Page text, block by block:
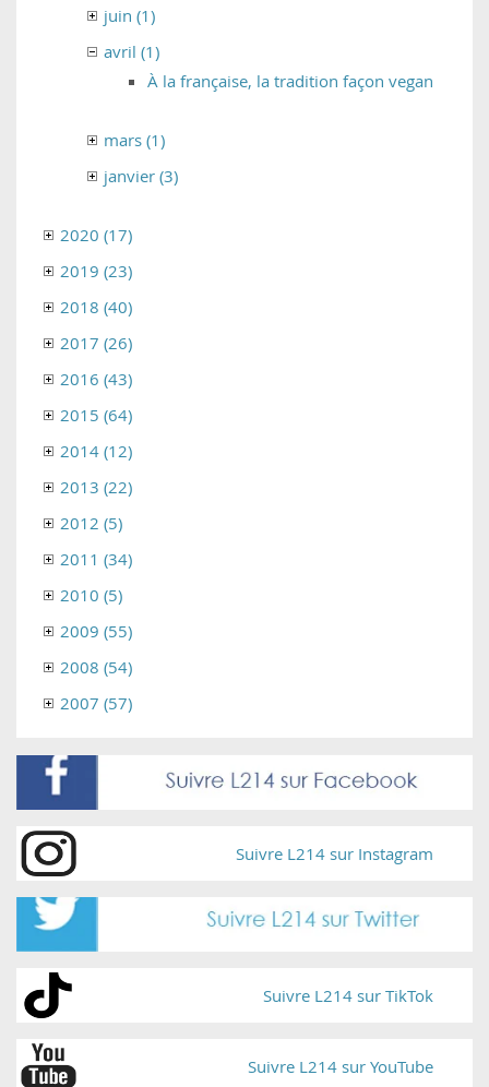
juin (1)
avril (1)
À la française, la tradition façon vegan
mars (1)
janvier (3)
2020 (17)
2019 (23)
2018 (40)
2017 (26)
2016 (43)
2015 (64)
2014 (12)
2013 (22)
2012 (5)
2011 (34)
2010 (5)
2009 (55)
2008 (54)
2007 (57)
Suivre L214 sur Instagram
Suivre L214 sur TikTok
Suivre L214 sur YouTube